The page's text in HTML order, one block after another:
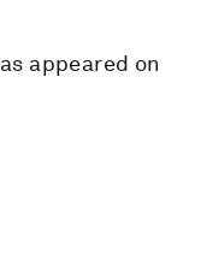
appeared on